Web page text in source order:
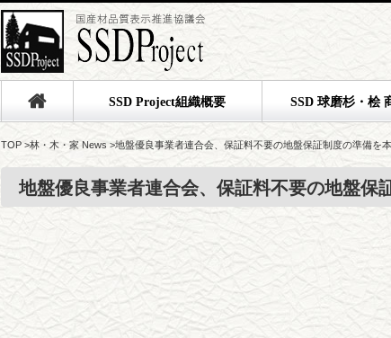
SSD Project組織概要 SSD 球磨杉・桧
TOP >林・木・家 News >地盤優良事業者連合会、保証料不要の地盤保証制度の準備を
地盤優良事業者連合会、保証料不要の地盤保